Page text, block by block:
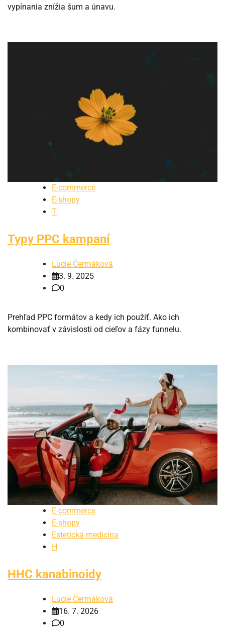
vypínania znížia šum a únavu.
E-commerce
E-shopy
T
Typy PPC kampaní
Lucie Čermáková
3. 9. 2025
0
Prehľad PPC formátov a kedy ich použiť. Ako ich
kombinovať v závislosti od cieľov a fázy funnelu.
E-commerce
E-shopy
Estetická medicína
H
HHC kanabinoidy
Lucie Čermáková
16. 7. 2026
0